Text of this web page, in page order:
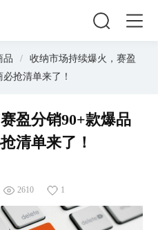
品 /
收纳市场持续爆火，赛盈
抢清单来了！
盈分销90+款爆品
清单来了！
2610 1